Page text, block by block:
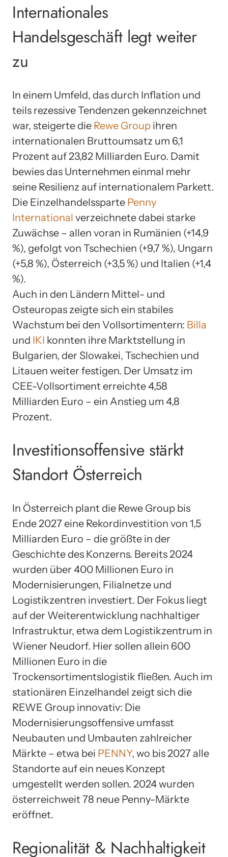
Internationales
Handelsgeschäft legt weiter
zu
In einem Umfeld, das durch Inflation und
teils rezessive Tendenzen gekennzeichnet
war, steigerte die Rewe Group ihren
internationalen Bruttoumsatz um 6,1
Prozent auf 23,82 Milliarden Euro. Damit
bewies das Unternehmen einmal mehr
seine Resilienz auf internationalem Parkett.
Die Einzelhandelssparte Penny
International verzeichnete dabei starke
Zuwächse – allen voran in Rumänien (+14,9
%), gefolgt von Tschechien (+9,7 %), Ungarn
(+5,8 %), Österreich (+3,5 %) und Italien (+1,4
%).
Auch in den Ländern Mittel- und
Osteuropas zeigte sich ein stabiles
Wachstum bei den Vollsortimentern: Billa
und IKI konnten ihre Marktstellung in
Bulgarien, der Slowakei, Tschechien und
Litauen weiter festigen. Der Umsatz im
CEE-Vollsortiment erreichte 4,58
Milliarden Euro – ein Anstieg um 4,8
Prozent.
Investitionsoffensive stärkt
Standort Österreich
In Österreich plant die Rewe Group bis
Ende 2027 eine Rekordinvestition von 1,5
Milliarden Euro – die größte in der
Geschichte des Konzerns. Bereits 2024
wurden über 400 Millionen Euro in
Modernisierungen, Filialnetze und
Logistikzentren investiert. Der Fokus liegt
auf der Weiterentwicklung nachhaltiger
Infrastruktur, etwa dem Logistikzentrum in
Wiener Neudorf. Hier sollen allein 600
Millionen Euro in die
Trockensortimentslogistik fließen. Auch im
stationären Einzelhandel zeigt sich die
REWE Group innovativ: Die
Modernisierungsoffensive umfasst
Neubauten und Umbauten zahlreicher
Märkte – etwa bei PENNY, wo bis 2027 alle
Standorte auf ein neues Konzept
umgestellt werden sollen. 2024 wurden
österreichweit 78 neue Penny-Märkte
eröffnet.
Regionalität & Nachhaltigkeit